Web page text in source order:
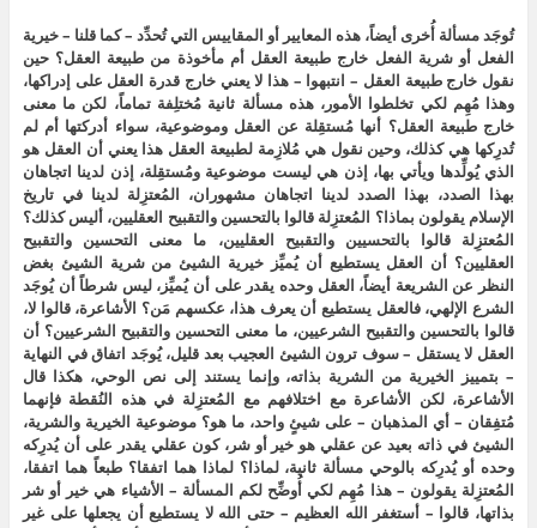
تُوجَد مسألة أُخرى أيضاً، هذه المعايير أو المقاييس التي تُحدِّد – كما قلنا – خيرية
الفعل أو شرية الفعل خارج طبيعة العقل أم مأخوذة من طبيعة العقل؟ حين
نقول خارج طبيعة العقل – انتبهوا – هذا لا يعني خارج قدرة العقل على إدراكها،
وهذا مُهِم لكي تخلطوا الأمور، هذه مسألة ثانية مُختلِفة تماماً، لكن ما معنى
خارج طبيعة العقل؟ أنها مُستقِلة عن العقل وموضوعية، سواء أدركتها أم لم
تُدرِكها هي كذلك، وحين نقول هي مُلازِمة لطبيعة العقل هذا يعني أن العقل هو
الذي يُولِّدها ويأتي بها، إذن هي ليست موضوعية ومُستقِلة، إذن لدينا اتجاهان
بهذا الصدد، بهذا الصدد لدينا اتجاهان مشهوران، المُعتزِلة لدينا في تاريخ
الإسلام يقولون بماذا؟ المُعتزِلة قالوا بالتحسين والتقبيح العقليين، أليس كذلك؟
المُعتزِلة قالوا بالتحسيين والتقبيح العقليين، ما معنى التحسين والتقبيح
العقليين؟ أن العقل يستطيع أن يُميِّز خيرية الشيئ من شرية الشيئ بغض
النظر عن الشريعة أيضاً، العقل وحده يقدر على أن يُميِّز، ليس شرطاً أن يُوجَد
الشرع الإلهي، فالعقل يستطيع أن يعرف هذا، عكسهم مَن؟ الأشاعرة، قالوا لا،
قالوا بالتحسين والتقبيح الشرعيين، ما معنى التحسين والتقبيح الشرعيين؟ أن
العقل لا يستقل – سوف ترون الشيئ العجيب بعد قليل، يُوجَد اتفاق في النهاية
– بتمييز الخيرية من الشرية بذاته، وإنما يستند إلى نص الوحي، هكذا قال
الأشاعرة، لكن الأشاعرة مع اختلافهم مع المُعتزِلة في هذه النُقطة فإنهما
مُتفِقان – أي المذهبان – على شيئٍ واحد، ما هو؟ موضوعية الخيرية والشرية،
الشيئ في ذاته بعيد عن عقلي هو خير أو شر، كون عقلي يقدر على أن يُدرِكه
وحده أو يُدرِكه بالوحي مسألة ثانية، لماذا؟ لماذا هما اتفقا؟ طبعاً هما اتفقا،
المُعتزِلة يقولون – هذا مُهِم لكي أُوضِّح لكم المسألة – الأشياء هي خير أو شر
بذاتها، قالوا – أستغفر الله العظيم – حتى الله لا يستطيع أن يجعلها على غير